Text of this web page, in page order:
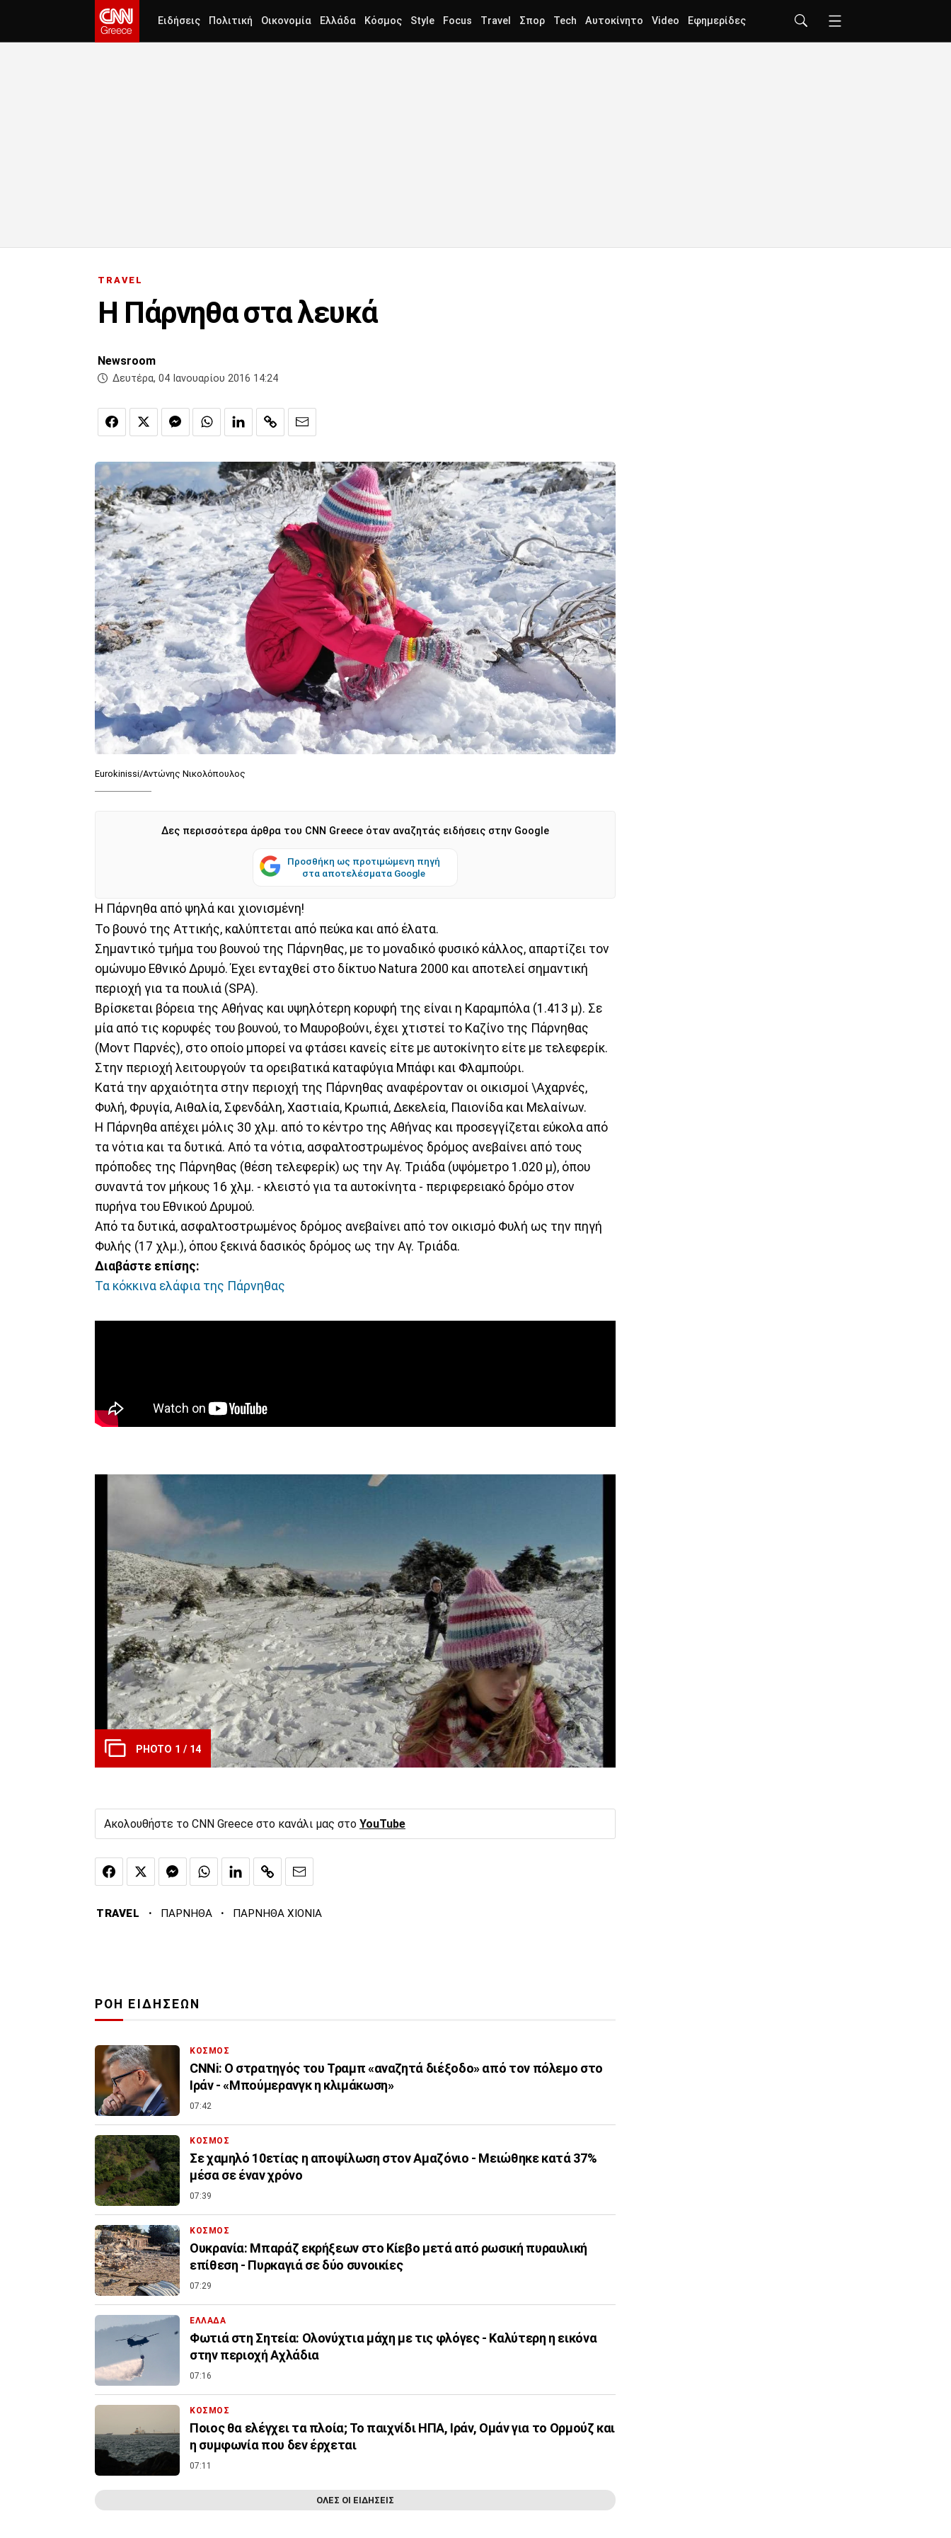
Ειδήσεις Πολιτική Οικονομία Ελλάδα Κόσμος Style Focus Travel Σπορ Tech Αυτοκίνητο Video Εφημερίδες
TRAVEL
Η Πάρνηθα στα λευκά
Newsroom
Δευτέρα, 04 Ιανουαρίου 2016 14:24
Eurokinissi/Αντώνης Νικολόπουλος
Δες περισσότερα άρθρα του CNN Greece όταν αναζητάς ειδήσεις στην Google
Προσθήκη ως προτιμώμενη πηγή
στα αποτελέσματα Google
Η Πάρνηθα από ψηλά και χιονισμένη!
Το βουνό της Αττικής, καλύπτεται από πεύκα και από έλατα.
Σημαντικό τμήμα του βουνού της Πάρνηθας, με το μοναδικό φυσικό κάλλος, απαρτίζει τον
ομώνυμο Εθνικό Δρυμό. Έχει ενταχθεί στο δίκτυο Natura 2000 και αποτελεί σημαντική
περιοχή για τα πουλιά (SPA).
Βρίσκεται βόρεια της Αθήνας και υψηλότερη κορυφή της είναι η Καραμπόλα (1.413 μ). Σε
μία από τις κορυφές του βουνού, το Μαυροβούνι, έχει χτιστεί το Καζίνο της Πάρνηθας
(Μοντ Παρνές), στο οποίο μπορεί να φτάσει κανείς είτε με αυτοκίνητο είτε με τελεφερίκ.
Στην περιοχή λειτουργούν τα ορειβατικά καταφύγια Μπάφι και Φλαμπούρι.
Κατά την αρχαιότητα στην περιοχή της Πάρνηθας αναφέρονταν οι οικισμοί \Αχαρνές,
Φυλή, Φρυγία, Αιθαλία, Σφενδάλη, Χαστιαία, Κρωπιά, Δεκελεία, Παιονίδα και Μελαίνων.
Η Πάρνηθα απέχει μόλις 30 χλμ. από το κέντρο της Αθήνας και προσεγγίζεται εύκολα από
τα νότια και τα δυτικά. Από τα νότια, ασφαλτοστρωμένος δρόμος ανεβαίνει από τους
πρόποδες της Πάρνηθας (θέση τελεφερίκ) ως την Αγ. Τριάδα (υψόμετρο 1.020 μ), όπου
συναντά τον μήκους 16 χλμ. - κλειστό για τα αυτοκίνητα - περιφερειακό δρόμο στον
πυρήνα του Εθνικού Δρυμού.
Από τα δυτικά, ασφαλτοστρωμένος δρόμος ανεβαίνει από τον οικισμό Φυλή ως την πηγή
Φυλής (17 χλμ.), όπου ξεκινά δασικός δρόμος ως την Αγ. Τριάδα.
Διαβάστε επίσης:
Τα κόκκινα ελάφια της Πάρνηθας
PHOTO 1 / 14
Ακολουθήστε το CNN Greece στο κανάλι μας στο YouTube
TRAVEL · ΠΑΡΝΗΘΑ · ΠΑΡΝΗΘΑ ΧΙΟΝΙΑ
ΡΟΗ ΕΙΔΗΣΕΩΝ
ΚΟΣΜΟΣ
CNNi: Ο στρατηγός του Τραμπ «αναζητά διέξοδο» από τον πόλεμο στο
Ιράν - «Μπούμερανγκ η κλιμάκωση»
07:42
ΚΟΣΜΟΣ
Σε χαμηλό 10ετίας η αποψίλωση στον Αμαζόνιο - Μειώθηκε κατά 37%
μέσα σε έναν χρόνο
07:39
ΚΟΣΜΟΣ
Ουκρανία: Μπαράζ εκρήξεων στο Κίεβο μετά από ρωσική πυραυλική
επίθεση - Πυρκαγιά σε δύο συνοικίες
07:29
ΕΛΛΑΔΑ
Φωτιά στη Σητεία: Ολονύχτια μάχη με τις φλόγες - Καλύτερη η εικόνα
στην περιοχή Αχλάδια
07:16
ΚΟΣΜΟΣ
Ποιος θα ελέγχει τα πλοία; Το παιχνίδι ΗΠΑ, Ιράν, Ομάν για το Ορμούζ και
η συμφωνία που δεν έρχεται
07:11
ΟΛΕΣ ΟΙ ΕΙΔΗΣΕΙΣ